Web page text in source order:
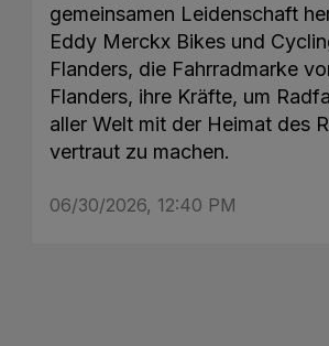
gemeinsamen Leidenschaft
Eddy Merckx Bikes und
Flanders, die Fahrradmarke
Flanders, ihre Kräfte, um
aller Welt mit der Heimat des
vertraut zu machen.
06/30/2026, 12:40 PM